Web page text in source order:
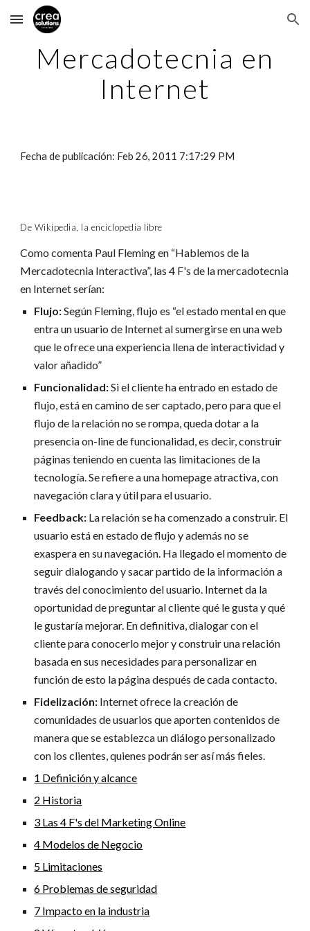
Skip to main content Skip to navigation
Mercadotecnia en
Internet
Fecha de publicación: Feb 26, 2011 7:17:29 PM
De Wikipedia, la enciclopedia libre
Como comenta Paul Fleming en “Hablemos de la
Mercadotecnia Interactiva”, las 4 F's de la mercadotecnia
en Internet serían:
Flujo:Según Fleming, flujo es “el estado mental en que
entra un usuario de Internet al sumergirse en una web
que le ofrece una experiencia llena de interactividad y
valor añadido”
Funcionalidad:Si el cliente ha entrado en estado de
flujo, está en camino de ser captado, pero para que el
flujo de la relación no se rompa, queda dotar a la
presencia on-line de funcionalidad, es decir, construir
páginas teniendo en cuenta las limitaciones de la
tecnología. Se refiere a una homepage atractiva, con
navegación clara y útil para el usuario.
Feedback: La relación se ha comenzado a construir. El
usuario está en estado de flujo y además no se
exaspera en su navegación. Ha llegado el momento de
seguir dialogando y sacar partido de la información a
través del conocimiento del usuario. Internet da la
oportunidad de preguntar al cliente qué le gusta y qué
le gustaría mejorar. En definitiva, dialogar con el
cliente para conocerlo mejor y construir una relación
basada en sus necesidades para personalizar en
función de esto la página después de cada contacto.
Fidelización: Internet ofrece la creación de
comunidades de usuarios que aporten contenidos de
manera que se establezca un diálogo personalizado
con los clientes, quienes podrán ser así más fieles.
1 Definición y alcance
2 Historia
3 Las 4 F's del Marketing Online
4 Modelos de Negocio
5 Limitaciones
6 Problemas de seguridad
7 Impacto en la industria